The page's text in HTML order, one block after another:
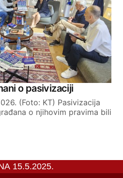
o pasivizaciji
(Foto: KT) Pasivizacija
o njihovim pravima bili
15.5.2025.